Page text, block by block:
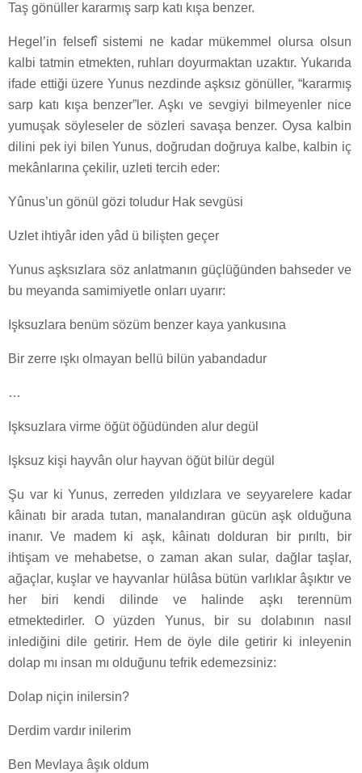
Taş gönüller kararmış sarp katı kışa benzer.
Hegel’in felsefî sistemi ne kadar mükemmel olursa olsun
kalbi tatmin etmekten, ruhları doyurmaktan uzaktır. Yukarıda
ifade ettiği üzere Yunus nezdinde aşksız gönüller, “kararmış
sarp katı kışa benzer”ler. Aşkı ve sevgiyi bilmeyenler nice
yumuşak söyleseler de sözleri savaşa benzer. Oysa kalbin
dilini pek iyi bilen Yunus, doğrudan doğruya kalbe, kalbin iç
mekânlarına çekilir, uzleti tercih eder:
Yûnus’un gönül gözi toludur Hak sevgüsi
Uzlet ihtiyâr iden yâd ü bilişten geçer
Yunus aşksızlara söz anlatmanın güçlüğünden bahseder ve
bu meyanda samimiyetle onları uyarır:
Işksuzlara benüm sözüm benzer kaya yankusına
Bir zerre ışkı olmayan bellü bilün yabandadur
…
Işksuzlara virme öğüt öğüdünden alur degül
Işksuz kişi hayvân olur hayvan öğüt bilür degül
Şu var ki Yunus, zerreden yıldızlara ve seyyarelere kadar
kâinatı bir arada tutan, manalandıran gücün aşk olduğuna
inanır. Ve madem ki aşk, kâinatı dolduran bir pırıltı, bir
ihtişam ve mehabetse, o zaman akan sular, dağlar taşlar,
ağaçlar, kuşlar ve hayvanlar hülâsa bütün varlıklar âşıktır ve
her biri kendi dilinde ve halinde aşkı terennüm
etmektedirler. O yüzden Yunus, bir su dolabının nasıl
inlediğini dile getirir. Hem de öyle dile getirir ki inleyenin
dolap mı insan mı olduğunu tefrik edemezsiniz:
Dolap niçin inilersin?
Derdim vardır inilerim
Ben Mevlaya âşık oldum